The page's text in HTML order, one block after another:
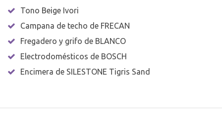
Tono Beige Ivori
Campana de techo de FRECAN
Fregadero y grifo de BLANCO
Electrodomésticos de BOSCH
Encimera de SILESTONE Tigris Sand